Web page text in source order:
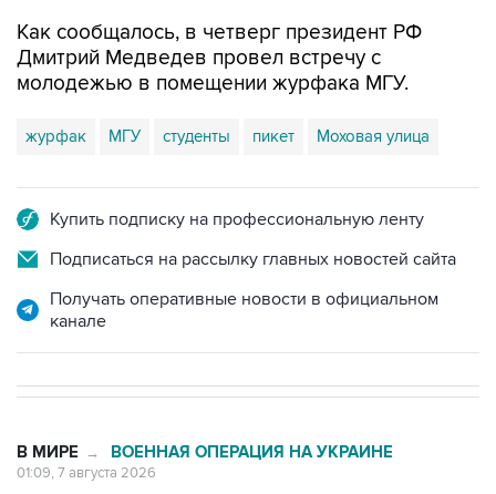
Как сообщалось, в четверг президент РФ
Дмитрий Медведев провел встречу с
молодежью в помещении журфака МГУ.
журфак МГУ студенты пикет Моховая улица
Купить подписку на профессиональную ленту
Подписаться на рассылку главных новостей сайта
Получать оперативные новости в официальном
канале
В МИРЕ → ВОЕННАЯ ОПЕРАЦИЯ НА УКРАИНЕ
01:09, 7 августа 2026